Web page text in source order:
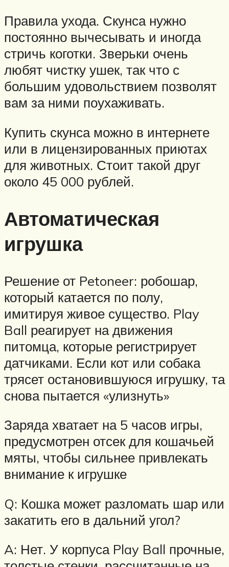
Правила ухода. Скунса нужно
постоянно вычесывать и иногда
стричь коготки. Зверьки очень
любят чистку ушек, так что с
большим удовольствием позволят
вам за ними поухаживать.
Купить скунса можно в интернете
или в лицензированных приютах
для животных. Стоит такой друг
около 45 000 рублей.
Автоматическая
игрушка
Решение от Petoneer: робошар,
который катается по полу,
имитируя живое существо. Play
Ball реагирует на движения
питомца, которые регистрирует
датчиками. Если кот или собака
трясет остановившуюся игрушку, та
снова пытается «улизнуть»
Заряда хватает на 5 часов игры,
предусмотрен отсек для кошачьей
мяты, чтобы сильнее привлекать
внимание к игрушке
Q: Кошка может разломать шар или
закатить его в дальний угол?
A: Нет. У корпуса Play Ball прочные,